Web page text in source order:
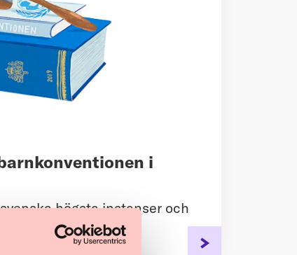
i
högsta instanser och
nämns.